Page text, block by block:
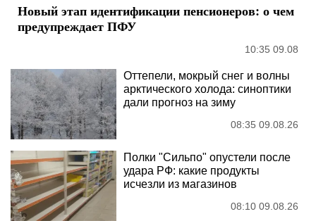
Новый этап идентификации пенсионеров: о чем
предупреждает ПФУ
10:35 09.08
Оттепели, мокрый снег и волны
арктического холода: синоптики
дали прогноз на зиму
08:35 09.08.26
Полки "Сильпо" опустели после
удара РФ: какие продукты
исчезли из магазинов
08:10 09.08.26